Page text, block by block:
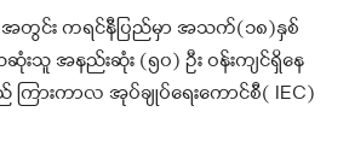
င်း ကရင်နီပြည်မှာ အသက်(၁၈)နှစ်
သူ အနည်းဆုံး (၅၀) ဦး ဝန်းကျင်ရှိနေ
ားကာလ အုပ်ချုပ်ရေးကောင်စီ( IEC)